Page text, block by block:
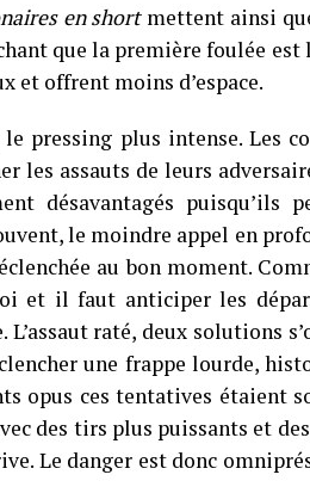
en shortmettent ainsi
que la première foulée est
et offrent moins d’espace.
pressing plus intense. Les
les assauts de leurs
désavantagés puisqu’ils
le moindre appel en
au bon moment.
et il faut anticiper les
raté, deux solutions
une frappe lourde,
opus ces tentatives étaient
des tirs plus puissants et
Le danger est donc